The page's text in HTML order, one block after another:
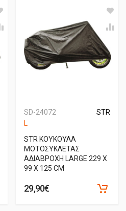
SD-24072
STR
L
STR ΚΟΥΚΟΥΛΑ
ΜΟΤΟΣΥΚΛΕΤΑΣ
ΑΔΙΑΒΡΟΧΗ LARGE 229 X
99 X 125 CM
29,90€